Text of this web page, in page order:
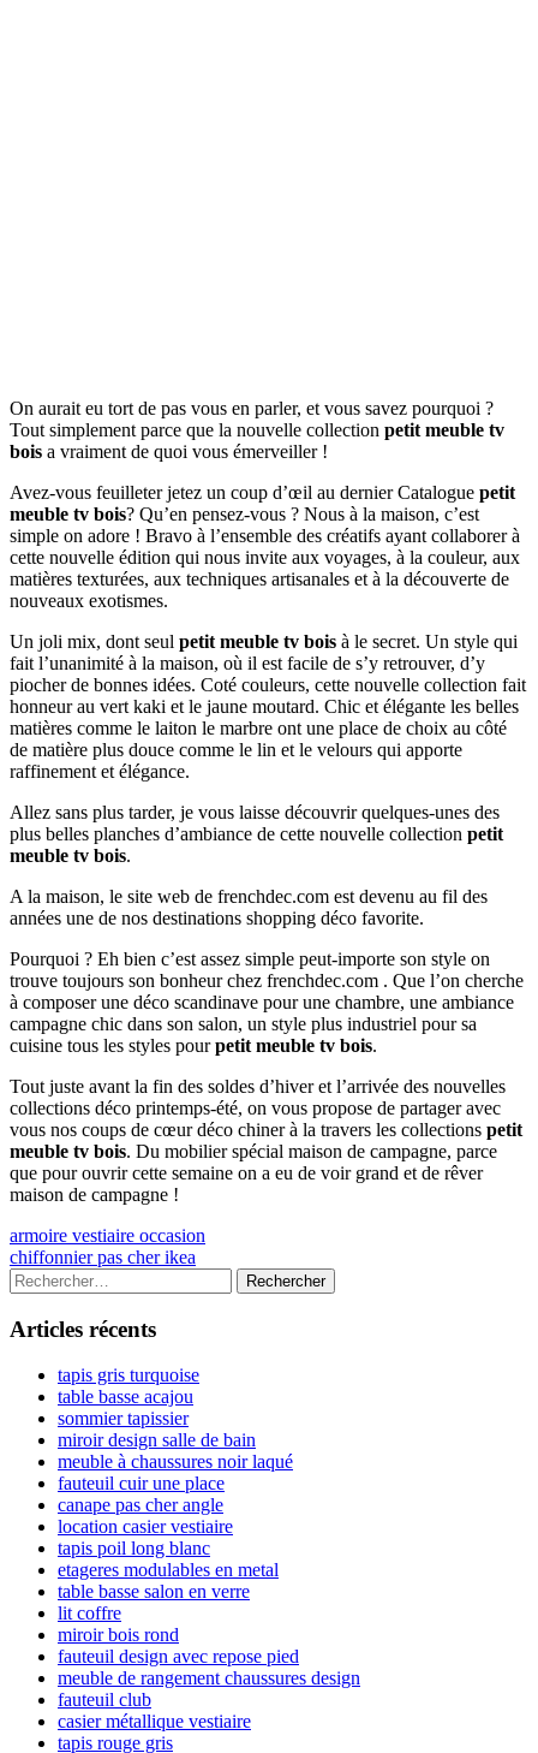
On aurait eu tort de pas vous en parler, et vous savez pourquoi ?
Tout simplement parce que la nouvelle collection petit meuble tv
bois a vraiment de quoi vous émerveiller !
Avez-vous feuilleter jetez un coup d’œil au dernier Catalogue petit
meuble tv bois? Qu’en pensez-vous ? Nous à la maison, c’est
simple on adore ! Bravo à l’ensemble des créatifs ayant collaborer à
cette nouvelle édition qui nous invite aux voyages, à la couleur, aux
matières texturées, aux techniques artisanales et à la découverte de
nouveaux exotismes.
Un joli mix, dont seul petit meuble tv bois à le secret. Un style qui
fait l’unanimité à la maison, où il est facile de s’y retrouver, d’y
piocher de bonnes idées. Coté couleurs, cette nouvelle collection fait
honneur au vert kaki et le jaune moutard. Chic et élégante les belles
matières comme le laiton le marbre ont une place de choix au côté
de matière plus douce comme le lin et le velours qui apporte
raffinement et élégance.
Allez sans plus tarder, je vous laisse découvrir quelques-unes des
plus belles planches d’ambiance de cette nouvelle collection petit
meuble tv bois.
A la maison, le site web de frenchdec.com est devenu au fil des
années une de nos destinations shopping déco favorite.
Pourquoi ? Eh bien c’est assez simple peut-importe son style on
trouve toujours son bonheur chez frenchdec.com . Que l’on cherche
à composer une déco scandinave pour une chambre, une ambiance
campagne chic dans son salon, un style plus industriel pour sa
cuisine tous les styles pourpetit meuble tv bois.
Tout juste avant la fin des soldes d’hiver et l’arrivée des nouvelles
collections déco printemps-été, on vous propose de partager avec
vous nos coups de cœur déco chiner à la travers les collections petit
meuble tv bois. Du mobilier spécial maison de campagne, parce
que pour ouvrir cette semaine on a eu de voir grand et de rêver
maison de campagne !
Navigation
de
l’article
Previous
article:
armoire vestiaire occasion
Next
article:
chiffonnier pas cher ikea
Colonne
latérale
principale
Rechercher :
Articles récents
tapis gris turquoise
table basse acajou
sommier tapissier
miroir design salle de bain
meuble à chaussures noir laqué
fauteuil cuir une place
canape pas cher angle
location casier vestiaire
tapis poil long blanc
etageres modulables en metal
table basse salon en verre
lit coffre
miroir bois rond
fauteuil design avec repose pied
meuble de rangement chaussures design
fauteuil club
casier métallique vestiaire
tapis rouge gris